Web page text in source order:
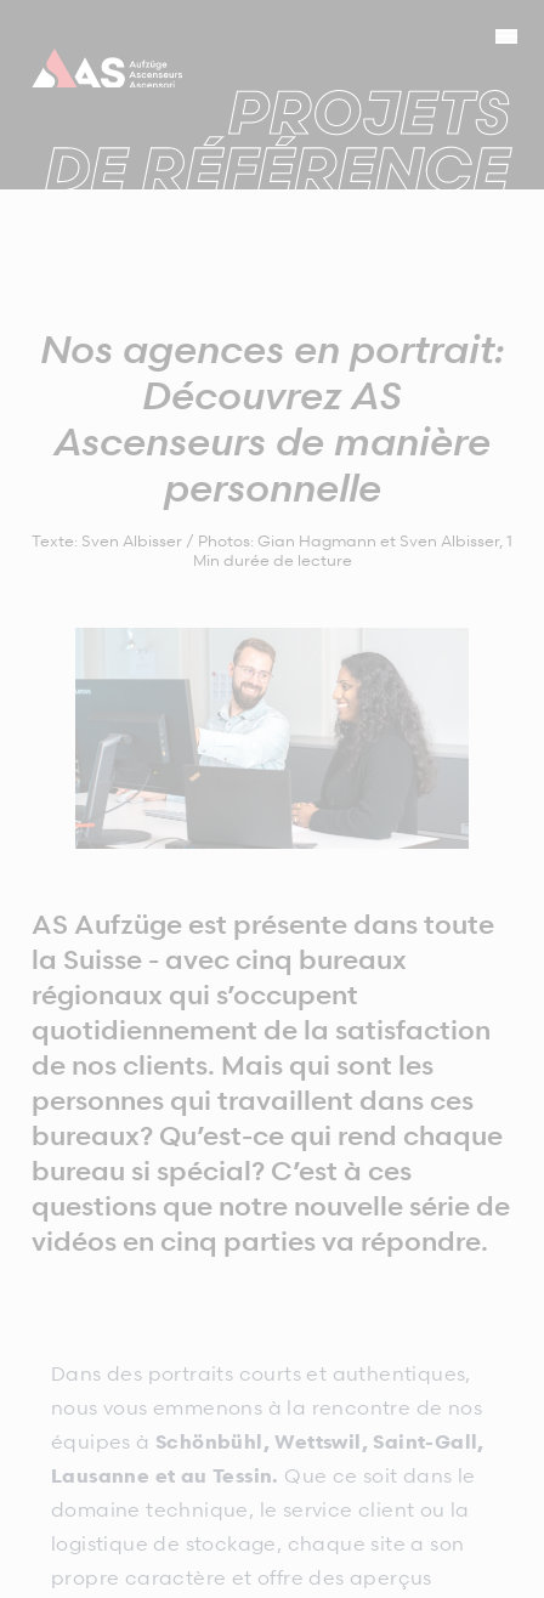
Nos agences en portrait:
Découvrez AS
Ascenseurs de manière
personnelle
Texte: Sven Albisser / Photos: Gian Hagmann et Sven Albisser,1
Min durée de lecture
AS Aufzüge est présente dans toute
la Suisse - avec cinq bureaux
régionaux qui s’occupent
quotidiennement de la satisfaction
de nos clients. Mais qui sont les
personnes qui travaillent dans ces
bureaux? Qu’est-ce qui rend chaque
bureau si spécial? C’est à ces
questions que notre nouvelle série de
vidéos en cinq parties va répondre.
Dans des portraits courts et authentiques,
nous vous emmenons à la rencontre de nos
équipes à Schönbühl, Wettswil, Saint-Gall,
Lausanne et au Tessin. Que ce soit dans le
domaine technique, le service client ou la
logistique de stockage, chaque site a son
propre caractère et offre des aperçus